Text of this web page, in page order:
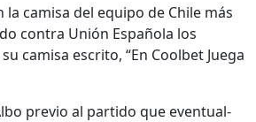
camisa del equipo de Chile más
con­tra Unión Españo­la los
camisa escrito, “En Cool­bet Jue­ga
pre­vio al par­tido que even­tual­